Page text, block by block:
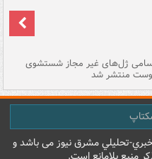
ژل‌های غیر مجاز شستشوی
منتشر شد
تحليلي مشرق نيوز می باشد و